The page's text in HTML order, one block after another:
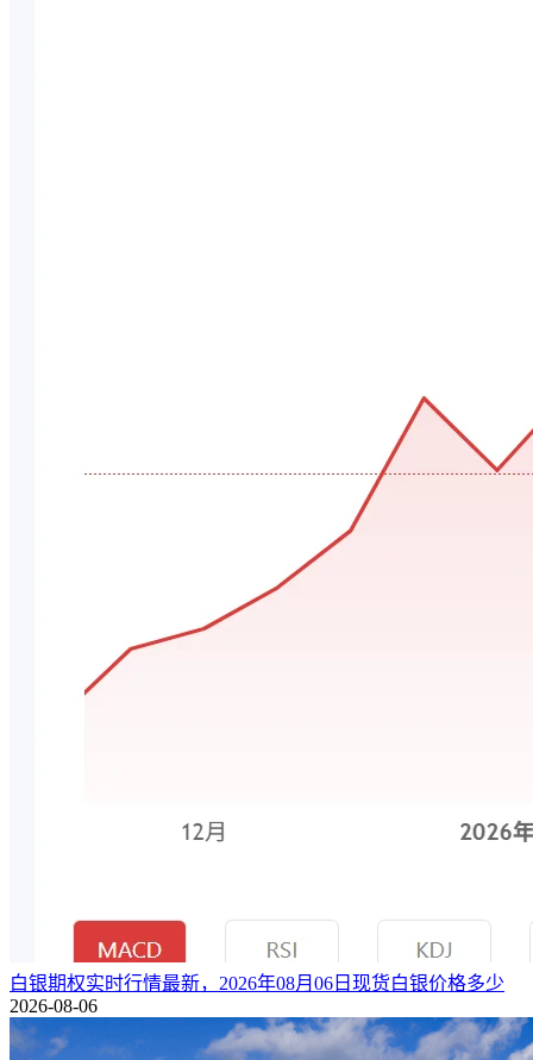
白银期权实时行情最新，2026年08月06日现货白银价格多少
2026-08-06